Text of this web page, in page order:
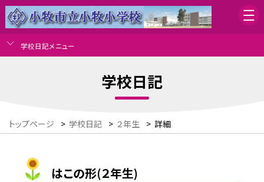
学校日記メニュー
学校日記
トップページ > 学校日記 > ２年生 > 詳細
はこの形(２年生)